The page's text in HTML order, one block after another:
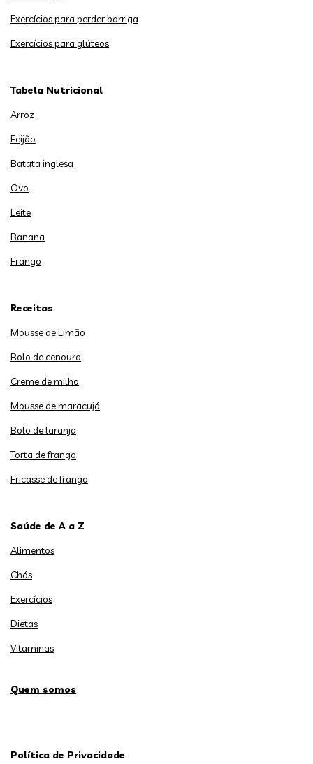
Exercícios para perder barriga
Exercícios para glúteos
Tabela Nutricional
Arroz
Feijão
Batata inglesa
Ovo
Leite
Banana
Frango
Receitas
Mousse de Limão
Bolo de cenoura
Creme de milho
Mousse de maracujá
Bolo de laranja
Torta de frango
Fricasse de frango
Saúde de A a Z
Alimentos
Chás
Exercícios
Dietas
Vitaminas
Quem somos
Política de Privacidade